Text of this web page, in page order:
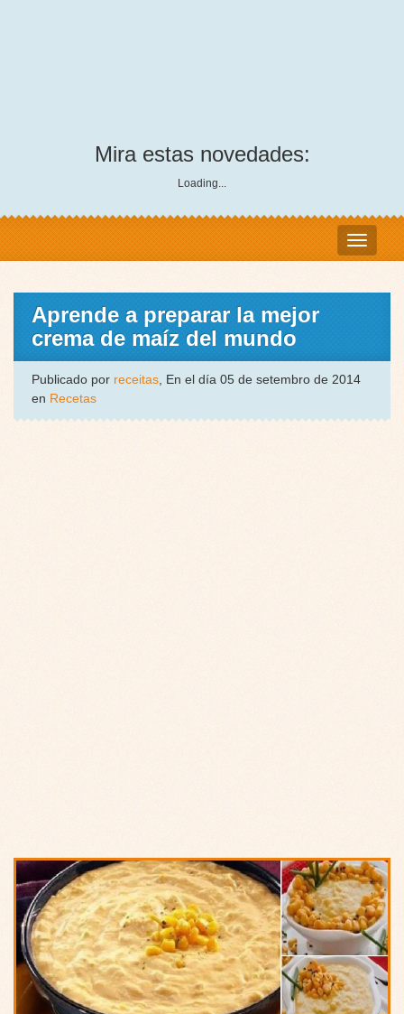
Mira estas novedades:
Loading...
Aprende a preparar la mejor
crema de maíz del mundo
Publicado por receitas, En el día 05 de setembro de 2014
en Recetas